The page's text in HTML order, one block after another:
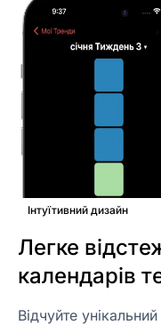
Інтуїтивний дизайн
Легке
календарів
Відчуйте